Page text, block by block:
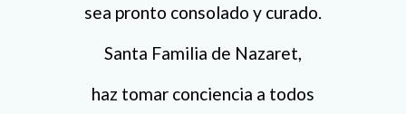
sea pronto consolado y curado.
Santa Familia de Nazaret,
haz tomar conciencia a todos